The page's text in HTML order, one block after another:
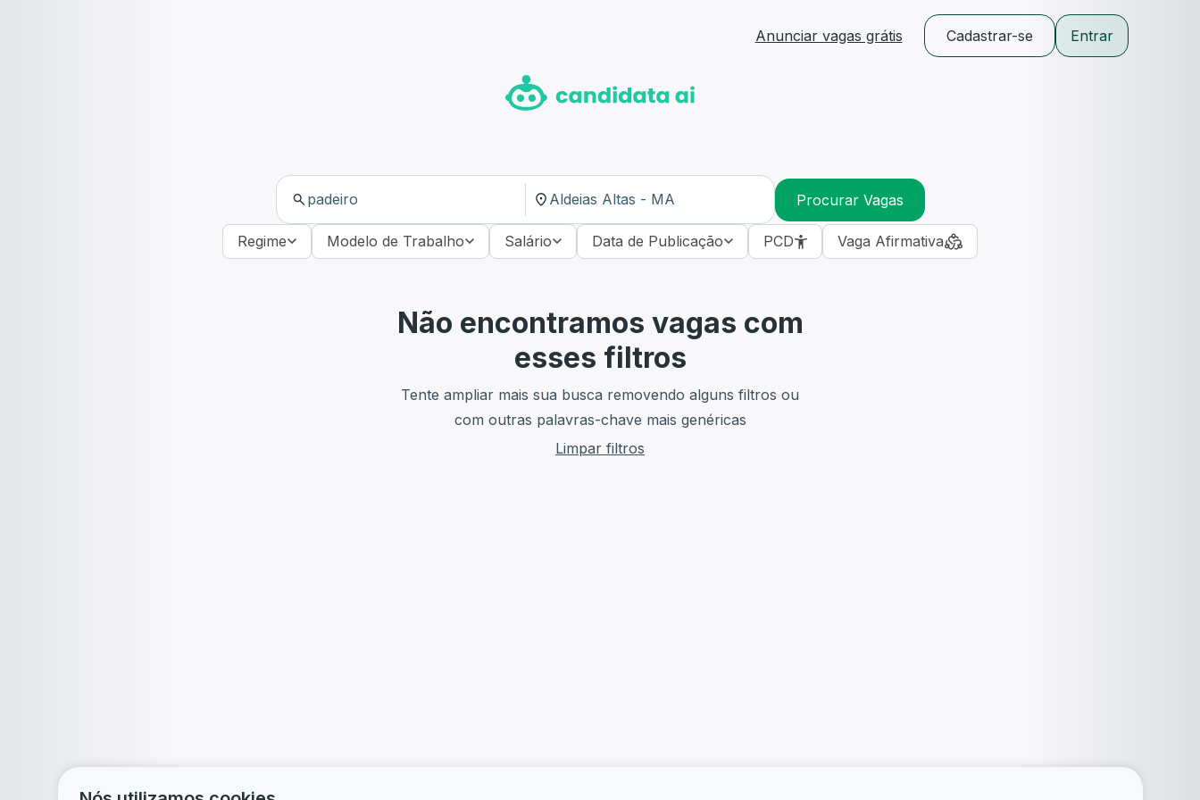
Anunciar vagas grátis Cadastrar-se Entrar
Procurar Vagas
Regime Modelo de Trabalho Salário Data de Publicação PCD Vaga Afirmativa
Não encontramos vagas com
esses filtros
Tente ampliar mais sua busca removendo alguns filtros ou
com outras palavras-chave mais genéricas
Limpar filtros